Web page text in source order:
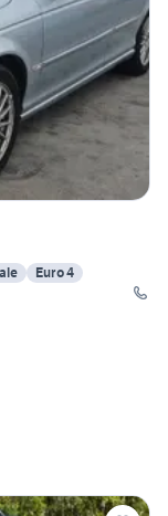
Euro 4